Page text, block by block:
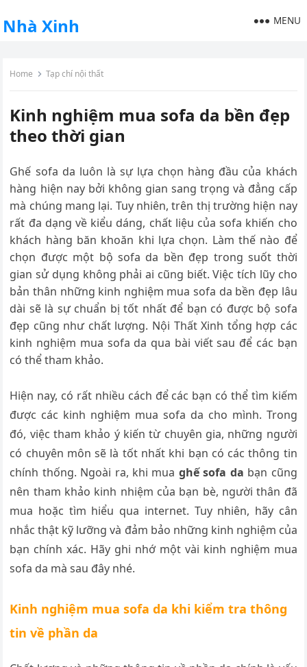
Nhà Xinh MENU
Home Tạp chí nội thất
Kinh nghiệm mua sofa da bền đẹp
theo thời gian
Ghế sofa da luôn là sự lựa chọn hàng đầu của khách
hàng hiện nay bởi không gian sang trọng và đẳng cấp
mà chúng mang lại. Tuy nhiên, trên thị trường hiện nay
rất đa dạng về kiểu dáng, chất liệu của sofa khiến cho
khách hàng băn khoăn khi lựa chọn. Làm thế nào để
chọn được một bộ sofa da bền đẹp trong suốt thời
gian sử dụng không phải ai cũng biết. Việc tích lũy cho
bản thân những kinh nghiệm mua sofa da bền đẹp lâu
dài sẽ là sự chuẩn bị tốt nhất để bạn có được bộ sofa
đẹp cũng như chất lượng. Nội Thất Xinh tổng hợp các
kinh nghiệm mua sofa da qua bài viết sau để các bạn
có thể tham khảo.
Hiện nay, có rất nhiều cách để các bạn có thể tìm kiếm
được các kinh nghiệm mua sofa da cho mình. Trong
đó, việc tham khảo ý kiến từ chuyên gia, những người
có chuyên môn sẽ là tốt nhất khi bạn có các thông tin
chính thống. Ngoài ra, khi mua ghế sofa da bạn cũng
nên tham khảo kinh nhiệm của bạn bè, người thân đã
mua hoặc tìm hiểu qua internet. Tuy nhiên, hãy cân
nhắc thật kỹ lưỡng và đảm bảo những kinh nghiệm của
bạn chính xác. Hãy ghi nhớ một vài kinh nghiệm mua
sofa da mà sau đây nhé.
Kinh nghiệm mua sofa da khi kiểm tra thông
tin về phần da